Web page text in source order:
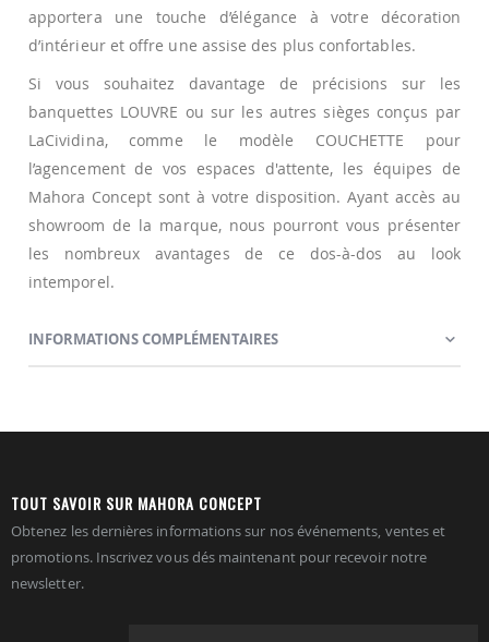
apportera une touche d’élégance à votre décoration
d’intérieur et offre une assise des plus confortables.
Si vous souhaitez davantage de précisions sur les
banquettes LOUVRE ou sur les autres sièges conçus par
LaCividina, comme le modèle COUCHETTE pour
l’agencement de vos espaces d'attente, les équipes de
Mahora Concept sont à votre disposition. Ayant accès au
showroom de la marque, nous pourront vous présenter
les nombreux avantages de ce dos-à-dos au look
intemporel.
INFORMATIONS COMPLÉMENTAIRES
TOUT SAVOIR SUR MAHORA CONCEPT
Obtenez les dernières informations sur nos événements, ventes et
promotions. Inscrivez vous dés maintenant pour recevoir notre
newsletter.